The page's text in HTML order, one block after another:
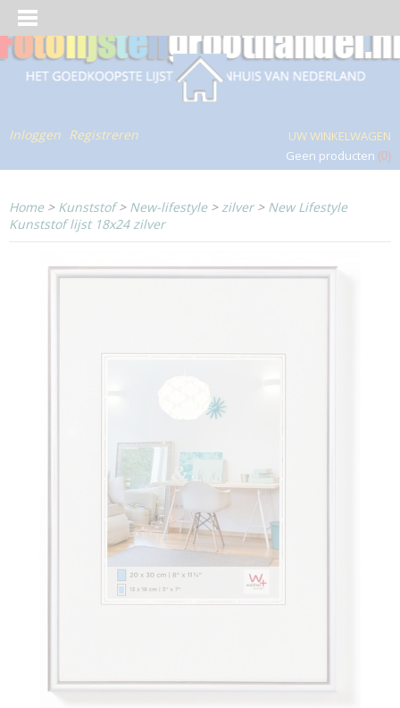
Inloggen Registreren
UW WINKELWAGEN
Geen producten (0)
Home> Kunststof> New-lifestyle>zilver> New Lifestyle
Kunststof lijst 18x24 zilver